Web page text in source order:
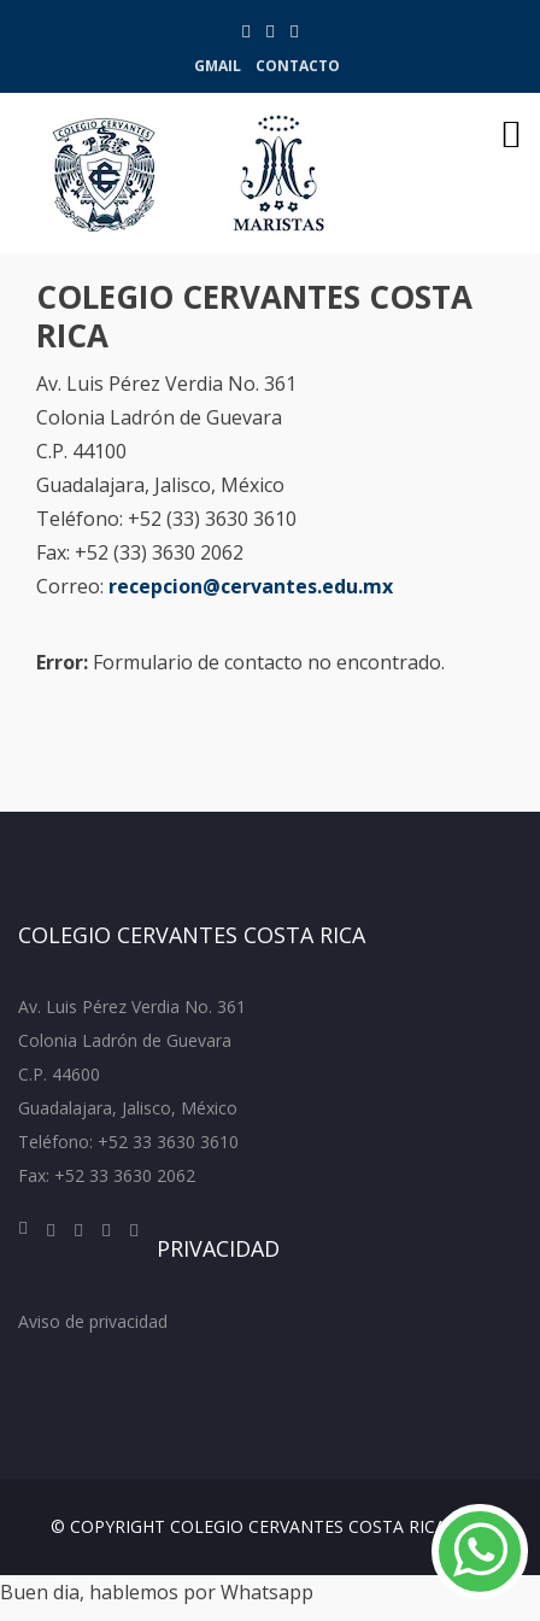
GMAIL CONTACTO
COLEGIO CERVANTES COSTA
RICA
Av. Luis Pérez Verdia No. 361
Colonia Ladrón de Guevara
C.P. 44100
Guadalajara, Jalisco, México
Teléfono: +52 (33) 3630 3610
Fax: +52 (33) 3630 2062
Correo: recepcion@cervantes.edu.mx
Error: Formulario de contacto no encontrado.
COLEGIO CERVANTES COSTA RICA
Av. Luis Pérez Verdia No. 361
Colonia Ladrón de Guevara
C.P. 44600
Guadalajara, Jalisco, México
Teléfono: +52 33 3630 3610
Fax: +52 33 3630 2062
PRIVACIDAD
Aviso de privacidad
© COPYRIGHT COLEGIO CERVANTES COSTA RICA 2018
Buen dia, hablemos por Whatsapp